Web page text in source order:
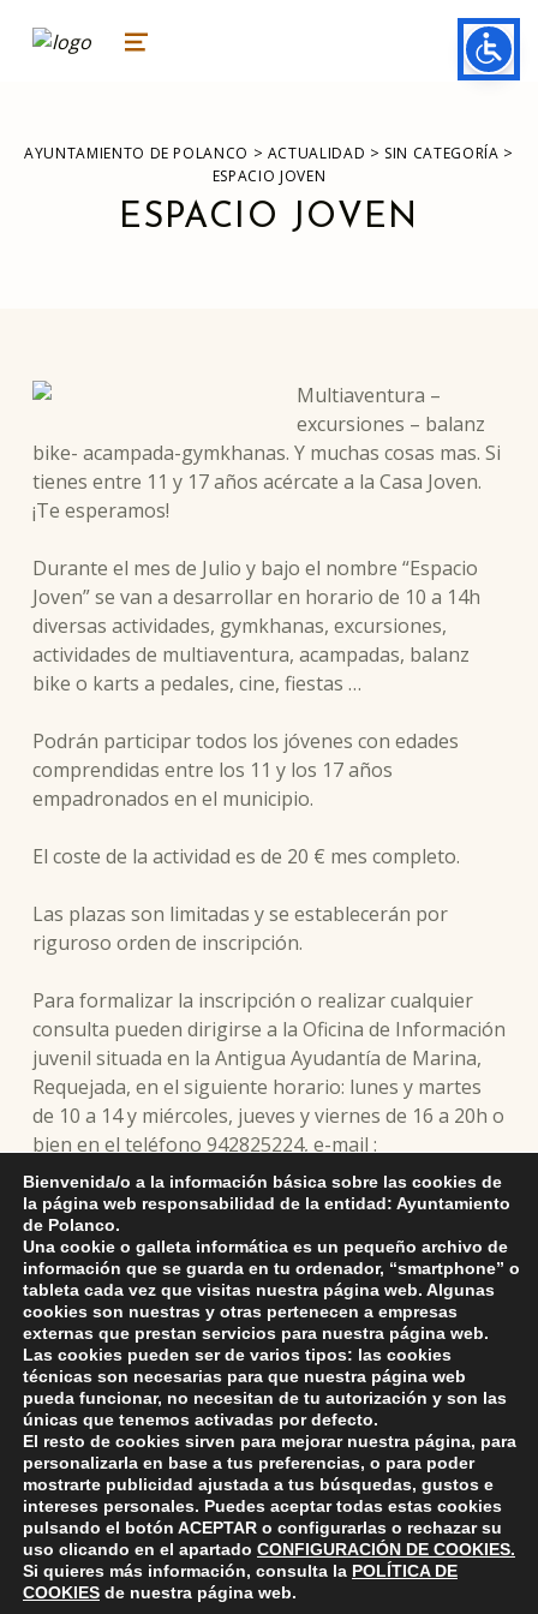
ayuntamiento de polanco
AYUNTAMIENTO DE POLANCO MENU
AYUNTAMIENTO DE POLANCO > ACTUALIDAD > SIN CATEGORÍA >
ESPACIO JOVEN
ESPACIO JOVEN
Multiaventura –
excursiones – balanz
bike- acampada-gymkhanas. Y muchas cosas mas. Si
tienes entre 11 y 17 años acércate a la Casa Joven.
¡Te esperamos!
Durante el mes de Julio y bajo el nombre “Espacio
Joven” se van a desarrollar en horario de 10 a 14h
diversas actividades, gymkhanas, excursiones,
actividades de multiaventura, acampadas, balanz
bike o karts a pedales, cine, fiestas …
Podrán participar todos los jóvenes con edades
comprendidas entre los 11 y los 17 años
empadronados en el municipio.
El coste de la actividad es de 20 € mes completo.
Las plazas son limitadas y se establecerán por
riguroso orden de inscripción.
Para formalizar la inscripción o realizar cualquier
consulta pueden dirigirse a la Oficina de Información
juvenil situada en la Antigua Ayudantía de Marina,
Requejada, en el siguiente horario: lunes y martes
de 10 a 14 y miércoles, jueves y viernes de 16 a 20h o
bien en el teléfono 942825224, e-mail :
oijpolanco@hotmail.com
El plazo de inscripción termina el 25 de Junio.
Skip back to main navigation
DEJA UNA RESPUESTA
Lo siento, debes estarconectadopara publicar un
comentario.
ayuntamiento de polanco
AYUNTAMIENTO DE POLANCO
Bienvenida/o a la información básica sobre las cookies de
la página web responsabilidad de la entidad: Ayuntamiento
de Polanco.
Una cookie o galleta informática es un pequeño archivo de
información que se guarda en tu ordenador, “smartphone” o
tableta cada vez que visitas nuestra página web. Algunas
cookies son nuestras y otras pertenecen a empresas
externas que prestan servicios para nuestra página web.
Las cookies pueden ser de varios tipos: las cookies
técnicas son necesarias para que nuestra página web
pueda funcionar, no necesitan de tu autorización y son las
únicas que tenemos activadas por defecto.
El resto de cookies sirven para mejorar nuestra página, para
personalizarla en base a tus preferencias, o para poder
mostrarte publicidad ajustada a tus búsquedas, gustos e
intereses personales. Puedes aceptar todas estas cookies
pulsando el botón ACEPTAR o configurarlas o rechazar su
uso clicando en el apartado CONFIGURACIÓN DE COOKIES.
Si quieres más información, consulta la POLÍTICA DE
COOKIES de nuestra página web.